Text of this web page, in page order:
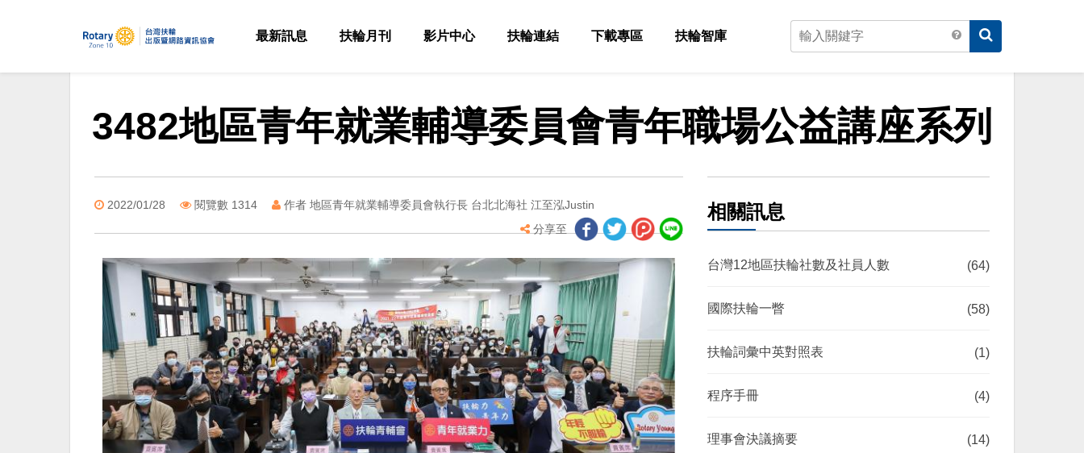
最新訊息 扶輪月刊 影片中心 扶輪連結 下載專區 扶輪智庫
3482地區青年就業輔導委員會青年職場公益講座系列
2022/01/28 閱覽數 1314
作者 地區青年就業輔導委員會執行長 台北北海社 江至泓Justin
分享至
相關訊息
台灣12地區扶輪社數及社員人數 (64)
國際扶輪一瞥 (58)
扶輪詞彙中英對照表 (1)
程序手冊 (4)
理事會決議摘要 (14)